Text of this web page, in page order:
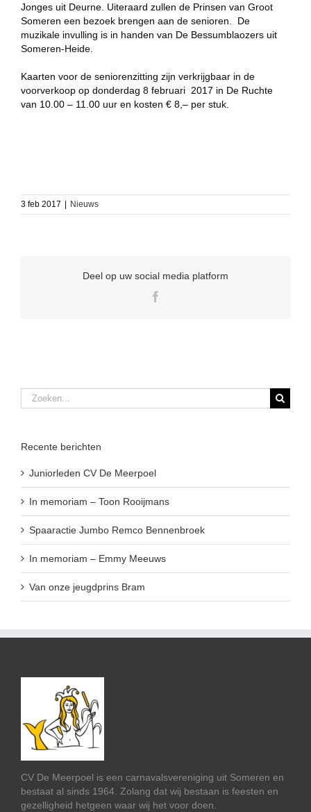
Jonges uit Deurne. Uiteraard zullen de Prinsen van Groot
Someren een bezoek brengen aan de senioren. De
muzikale invulling is in handen van De Bessumblaozers uit
Someren-Heide.
Kaarten voor de seniorenzitting zijn verkrijgbaar in de
voorverkoop op donderdag 8 februari 2017 in De Ruchte
van 10.00 – 11.00 uur en kosten € 8,– per stuk.
3 feb 2017 | Nieuws
Deel op uw social media platform
Zoeken
naar:
Recente berichten
Juniorleden CV De Meerpoel
In memoriam – Toon Rooijmans
Spaaractie Jumbo Remco Bennenbroek
In memoriam – Emmy Meeuws
Van onze jeugdprins Bram
CV De Meerpoel is een carnavalsvereniging uit Someren en
bestaat al sinds 1964. Zolang dat wij bestaan is feesten en
gezelligheid hetgeen waar wij het voor doen.